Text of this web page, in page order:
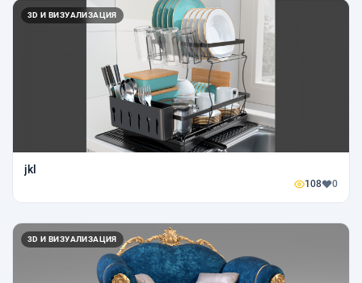
3D И ВИЗУАЛИЗАЦИЯ
jkl
108 0
3D И ВИЗУАЛИЗАЦИЯ